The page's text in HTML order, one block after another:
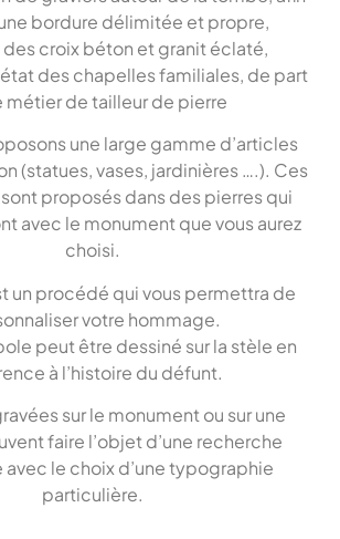
bordure délimitée et propre,
des croix béton et granit éclaté,
état des chapelles familiales, de part
métier de tailleur de pierre
une large gamme d’articles
(statues, vases, jardinières ….). Ces
proposés dans des pierres qui
avec le monument que vous aurez
choisi.
un procédé qui vous permettra de
votre hommage.
peut être dessiné sur la stèle en
à l’histoire du défunt.
sur le monument ou sur une
faire l’objet d’une recherche
le choix d’une typographie
particulière.